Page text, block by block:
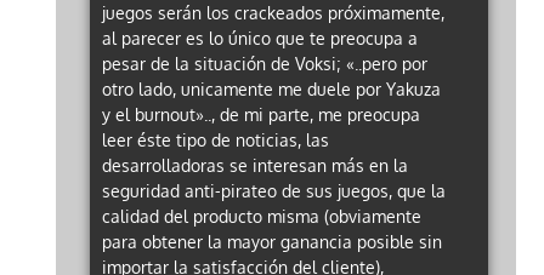
juegos serán los crackeados próximamente,
al parecer es lo único que te preocupa a
pesar de la situación de Voksi; «..pero por
otro lado, unicamente me duele por Yakuza
y el burnout».., de mi parte, me preocupa
leer éste tipo de noticias, las
desarrolladoras se interesan más en la
seguridad anti-pirateo de sus juegos, que la
calidad del producto misma (obviamente
para obtener la mayor ganancia posible sin
importar la satisfacción del cliente),